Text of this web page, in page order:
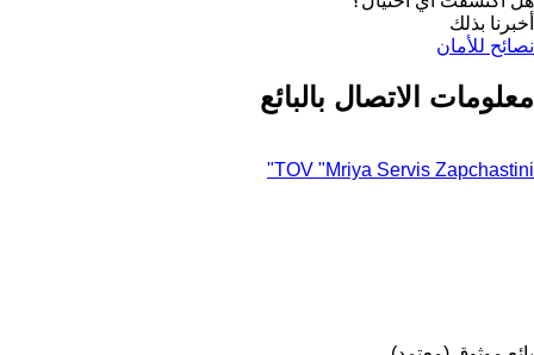
أخبرنا بذلك
نصائح للأمان
معلومات الاتصال بالبائع
TOV "Mriya Servis Zapchastini"